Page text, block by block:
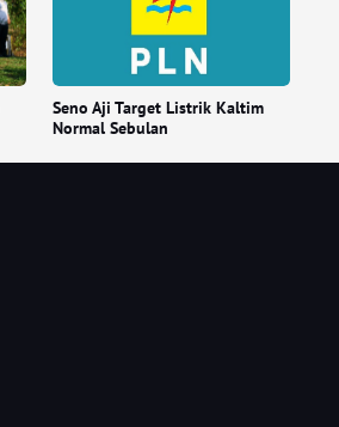
Seno Aji Target Listrik Kaltim
Normal Sebulan